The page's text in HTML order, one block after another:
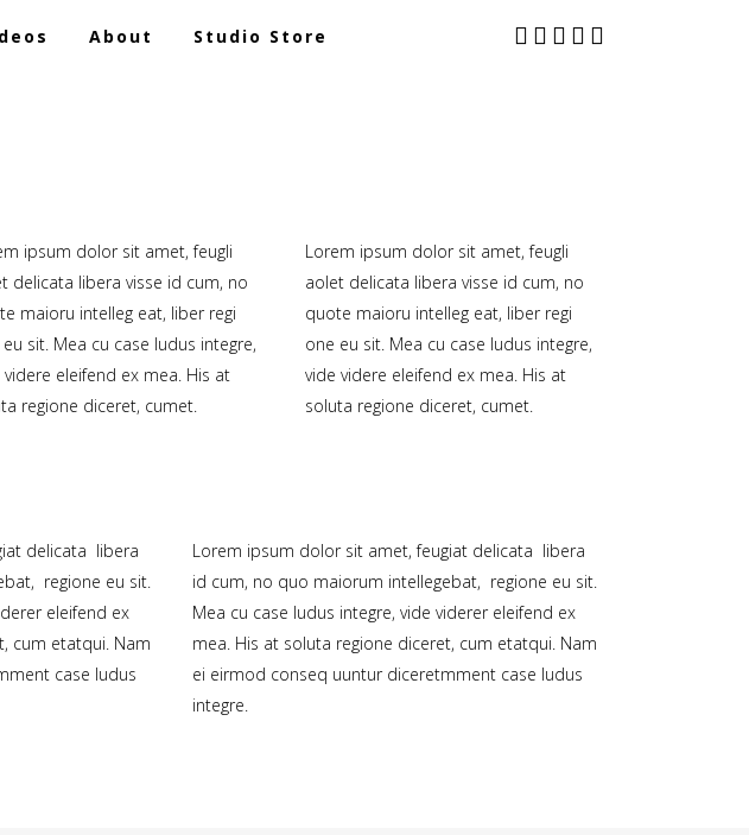
About Studio Store
ipsum dolor sit amet, feugli
delicata libera visse id cum, no
maioru intelleg eat, liber regi
sit. Mea cu case ludus integre,
videre eleifend ex mea. His at
regione diceret, cumet.
Lorem ipsum dolor sit amet, feugli
aolet delicata libera visse id cum, no
quote maioru intelleg eat, liber regi
one eu sit. Mea cu case ludus integre,
vide videre eleifend ex mea. His at
soluta regione diceret, cumet.
delicata libera
regione eu sit.
eleifend ex
cum etatqui. Nam
case ludus
Lorem ipsum dolor sit amet, feugiat delicata libera
id cum, no quo maiorum intellegebat, regione eu sit.
Mea cu case ludus integre, vide viderer eleifend ex
mea. His at soluta regione diceret, cum etatqui. Nam
ei eirmod conseq uuntur diceretmment case ludus
integre.